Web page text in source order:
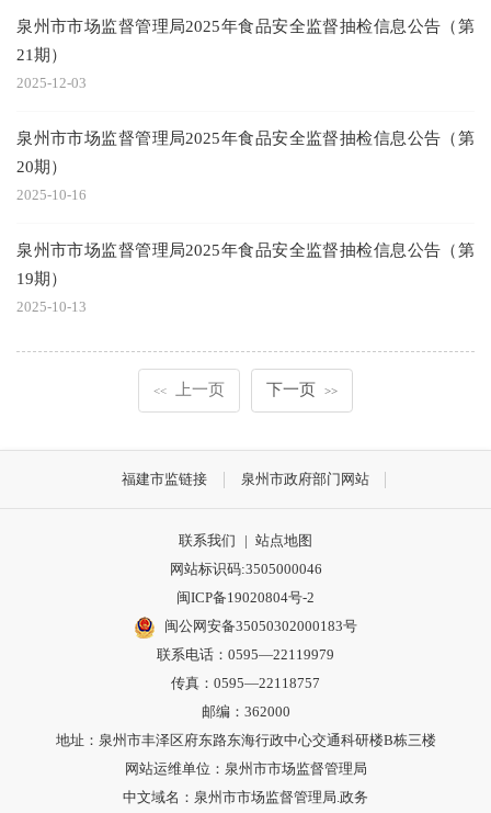
泉州市市场监督管理局2025年食品安全监督抽检信息公告（第
21期）
2025-12-03
泉州市市场监督管理局2025年食品安全监督抽检信息公告（第
20期）
2025-10-16
泉州市市场监督管理局2025年食品安全监督抽检信息公告（第
19期）
2025-10-13
<< 上一页 下一页 >>
福建市监链接 泉州市政府部门网站
联系我们 | 站点地图
网站标识码:3505000046
闽ICP备19020804号-2
闽公网安备35050302000183号
联系电话：0595—22119979
传真：0595—22118757
邮编：362000
地址：泉州市丰泽区府东路东海行政中心交通科研楼B栋三楼
网站运维单位：泉州市市场监督管理局
中文域名：泉州市市场监督管理局.政务